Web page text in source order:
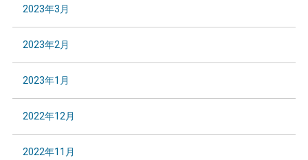
2023年3月
2023年2月
2023年1月
2022年12月
2022年11月